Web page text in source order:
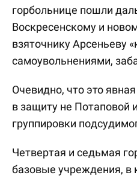
горбольнице пошли
Воскресенскому и
взяточнику Арсеньеву
самоувольнениями,
Очевидно, что это
в защиту не Потаповой
группировки
Четвертая и седьмая
базовые учреждения, в